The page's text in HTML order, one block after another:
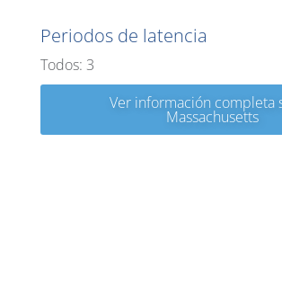
Periodos de latencia
Todos: 3
Ver información completa
Massachusetts